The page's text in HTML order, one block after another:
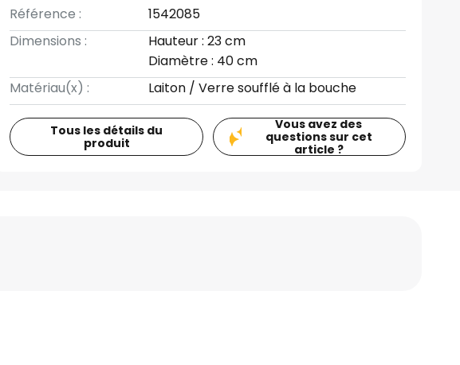
Référence :
1542085
Dimensions :
Hauteur : 23 cm
Diamètre : 40 cm
Matériau(x) :
Laiton / Verre soufflé à la bouche
Tous les détails du
produit
Vous avez des
questions sur cet
article ?